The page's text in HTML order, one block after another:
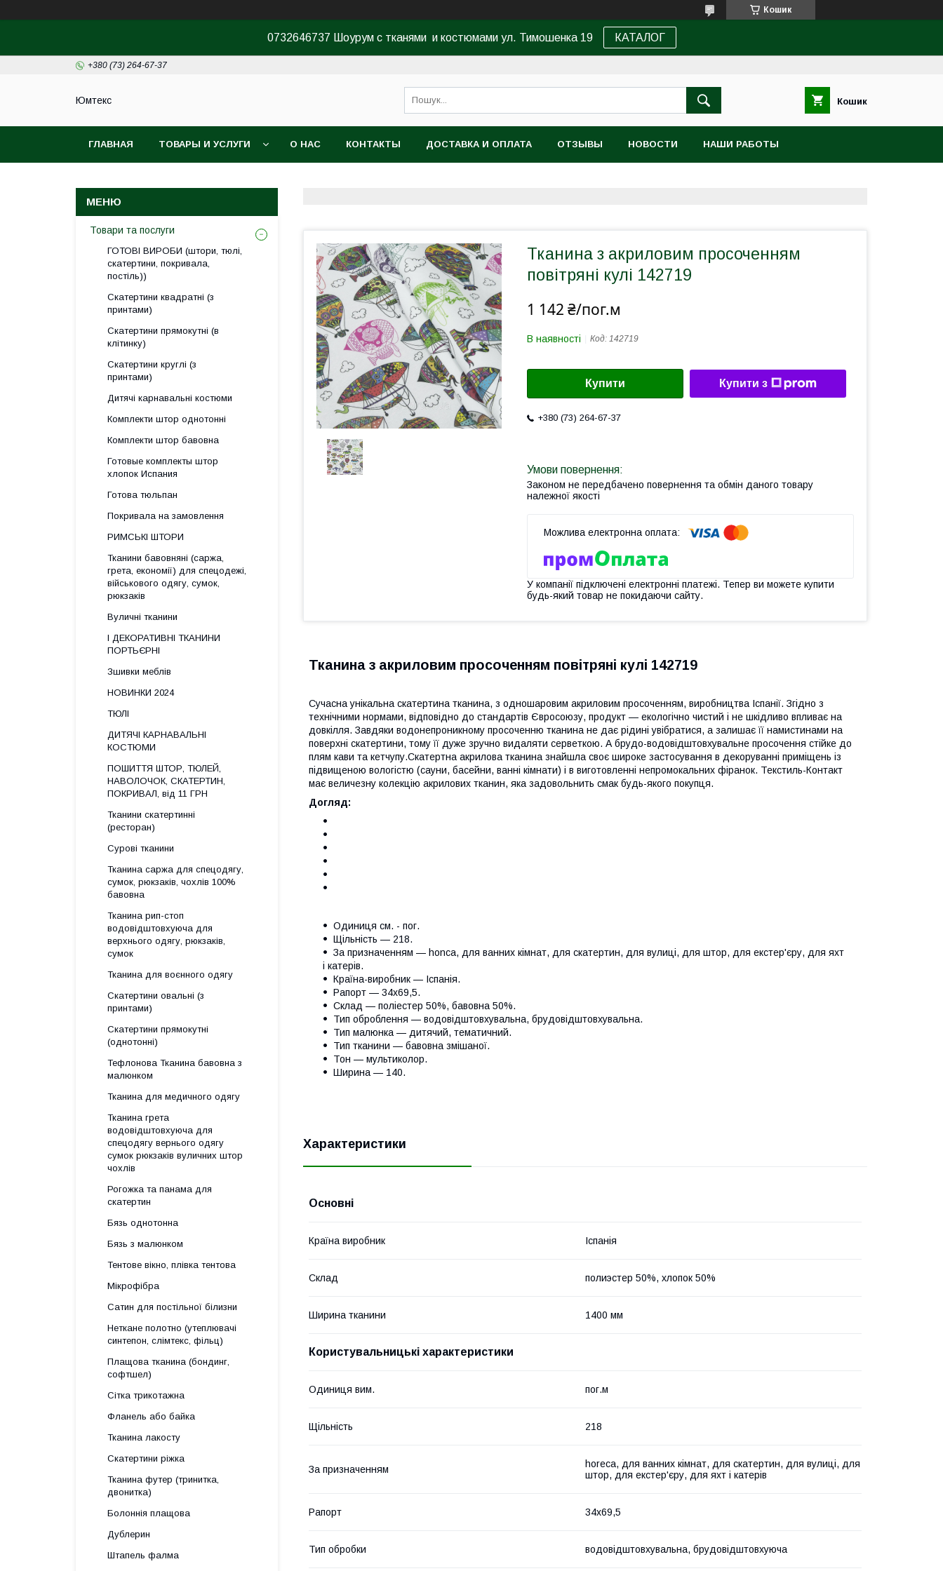
Кошик
0732646737 Шоурум с тканями и костюмами ул. Тимошенка 19 КАТАЛОГ
+380 (73) 264-67-37
Юмтекс Кошик
ГЛАВНАЯ ТОВАРЫ И УСЛУГИ О НАС КОНТАКТЫ ДОСТАВКА И ОПЛАТА ОТЗЫВЫ НОВОСТИ НАШИ РАБОТЫ
Тканина з акриловим просоченням
повітряні кулі 142719
1 142 ₴/пог.м
В наявності Код: 142719
Купити Купити з
+380 (73) 264-67-37
Законом не передбачено повернення та обмін даного товару
належної якості
У компанії підключені електронні платежі. Тепер ви можете купити
будь-який товар не покидаючи сайту.
Тканина з акриловим просоченням повітряні кулі 142719
Сучасна унікальна скатертина тканина, з одношаровим акриловим просоченням, виробництва Іспанії. Згідно з
технічними нормами, відповідно до стандартів Євросоюзу, продукт — екологічно чистий і не шкідливо впливає на
довкілля. Завдяки водонепроникному просоченню тканина не дає рідині увібратися, а залишає її намистинами на
поверхні скатертини, тому її дуже зручно видаляти серветкою. А брудо-водовідштовхувальне просочення стійке до
плям кави та кетчупу.Скатертна акрилова тканина знайшла своє широке застосування в декоруванні приміщень із
підвищеною вологістю (сауни, басейни, ванні кімнати) і в виготовленні непромокальних фіранок. Текстиль-Контакт
має величезну колекцію акрилових тканин, яка задовольнить смак будь-якого покупця.
Догляд:
Одиниця см. - пог.
Щільність — 218.
За призначенням — honca, для ванних кімнат, для скатертин, для вулиці, для штор, для екстер'єру, для яхт
і катерів.
Країна-виробник — Іспанія.
Рапорт — 34х69,5.
Склад — поліестер 50%, бавовна 50%.
Тип оброблення — водовідштовхувальна, брудовідштовхувальна.
Тип малюнка — дитячий, тематичний.
Тип тканини — бавовна змішаної.
Тон — мультиколор.
Ширина — 140.
Характеристики
Основні
Країна виробник Іспанія
Склад полиэстер 50%, хлопок 50%
Ширина тканини 1400 мм
Користувальницькі характеристики
Одиниця вим. пог.м
Щільність 218
За призначенням
horeca, для ванних кімнат, для скатертин, для вулиці, для
штор, для екстер'єру, для яхт і катерів
Рапорт 34х69,5
Тип обробки водовідштовхувальна, брудовідштовхуюча
Товари та послуги
ГОТОВІ ВИРОБИ (штори, тюлі,
скатертини, покривала,
постіль))
Скатертини квадратні (з
принтами)
Скатертини прямокутні (в
клітинку)
Скатертини круглі (з
принтами)
Дитячі карнавальні костюми
Комплекти штор однотонні
Комплекти штор бавовна
Готовые комплекты штор
хлопок Испания
Готова тюльпан
Покривала на замовлення
РИМСЬКІ ШТОРИ
Тканини бавовняні (саржа,
грета, економії) для спецодежі,
військового одягу, сумок,
рюкзаків
Вуличні тканини
І ДЕКОРАТИВНІ ТКАНИНИ
ПОРТЬЄРНІ
Зшивки меблів
НОВИНКИ 2024
ТЮЛІ
ДИТЯЧІ КАРНАВАЛЬНІ
КОСТЮМИ
ПОШИТТЯ ШТОР, ТЮЛЕЙ,
НАВОЛОЧОК, СКАТЕРТИН,
ПОКРИВАЛ, від 11 ГРН
Тканини скатертинні
(ресторан)
Сурові тканини
Тканина саржа для спецодягу,
сумок, рюкзаків, чохлів 100%
бавовна
Тканина рип-стоп
водовідштовхуюча для
верхнього одягу, рюкзаків,
сумок
Тканина для воєнного одягу
Скатертини овальні (з
принтами)
Скатертини прямокутні
(однотонні)
Тефлонова Тканина бавовна з
малюнком
Тканина для медичного одягу
Тканина грета
водовідштовхуюча для
спецодягу вернього одягу
сумок рюкзаків вуличних штор
чохлів
Рогожка та панама для
скатертин
Бязь однотонна
Бязь з малюнком
Тентове вікно, плівка тентова
Мікрофібра
Сатин для постільної білизни
Неткане полотно (утеплювачі
синтепон, слімтекс, фільц)
Плащова тканина (бондинг,
софтшел)
Сітка трикотажна
Фланель або байка
Тканина лакосту
Скатертини ріжка
Тканина футер (тринитка,
двонитка)
Болоннія плащова
Дублерин
Штапель фалма